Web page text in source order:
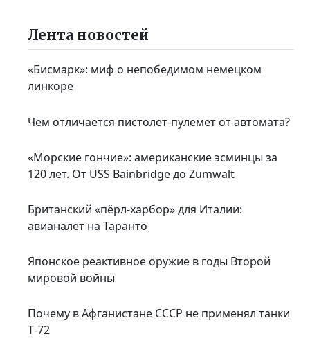
Лента новостей
«Бисмарк»: миф о непобедимом немецком
линкоре
Чем отличается пистолет-пулемет от автомата?
«Морские гончие»: американские эсминцы за
120 лет. От USS Bainbridge до Zumwalt
Британский «пёрл-харбор» для Италии:
авианалет на Таранто
Японское реактивное оружие в годы Второй
мировой войны
Почему в Афганистане СССР не применял танки
Т‑72